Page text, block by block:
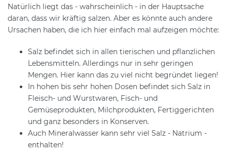
Natürlich liegt das - wahrscheinlich - in der Hauptsache
daran, dass wir kräftig salzen. Aber es könnte auch andere
Ursachen haben, die ich hier einfach mal aufzeigen möchte:
Salz befindet sich in allen tierischen und pflanzlichen
Lebensmitteln. Allerdings nur in sehr geringen
Mengen. Hier kann das zu viel nicht begründet liegen!
In hohen bis sehr hohen Dosen befindet sich Salz in
Fleisch- und Wurstwaren, Fisch- und
Gemüseprodukten, Milchprodukten, Fertiggerichten
und ganz besonders in Konserven.
Auch Mineralwasser kann sehr viel Salz - Natrium -
enthalten!